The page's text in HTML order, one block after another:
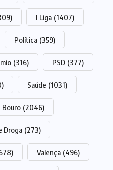
I Liga (1407)
Política (359)
(316) PSD (377)
Saúde (1031)
Bouro (2046)
Droga (273)
Valença (496)